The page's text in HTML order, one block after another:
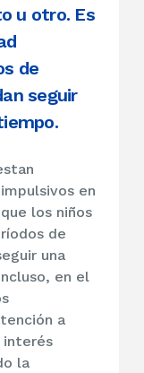
u otro. Es
de
seguir
en
los niños
de
una
en el
a
interés
la